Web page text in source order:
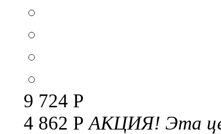
9 724 Р
4 862 РАКЦИЯ! Эта